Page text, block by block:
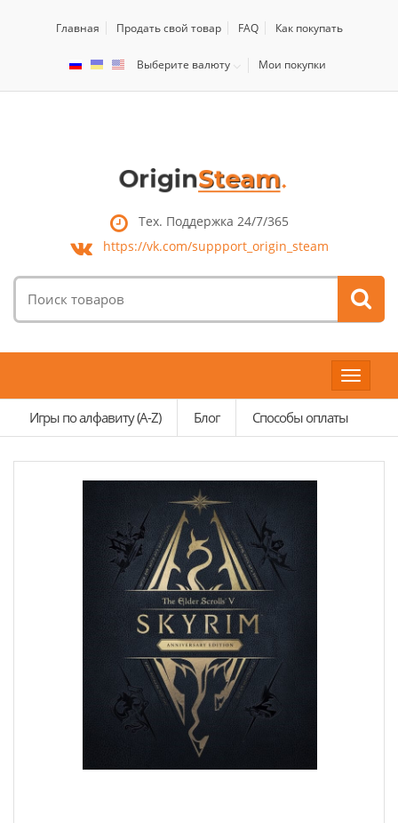
Главная Продать свой товар FAQ Как покупать
Выберите валюту Мои покупки
Тех. Поддержка 24/7/365
https://vk.com/suppport_origin_steam
товаров:
Toggle
Игры по алфавиту (A-Z)
Блог Способы оплаты